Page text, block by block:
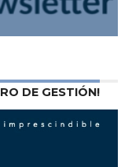
DE GESTIÓN!